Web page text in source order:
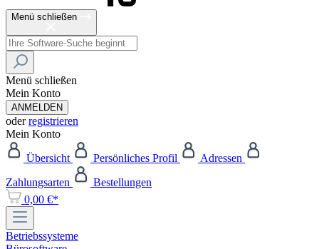
Menü schließen
Menü schließen
Mein Konto
ANMELDEN
oderregistrieren
Mein Konto
Übersicht
Persönliches Profil
Adressen
Zahlungsarten
Bestellungen
0,00 €*
Betriebssysteme